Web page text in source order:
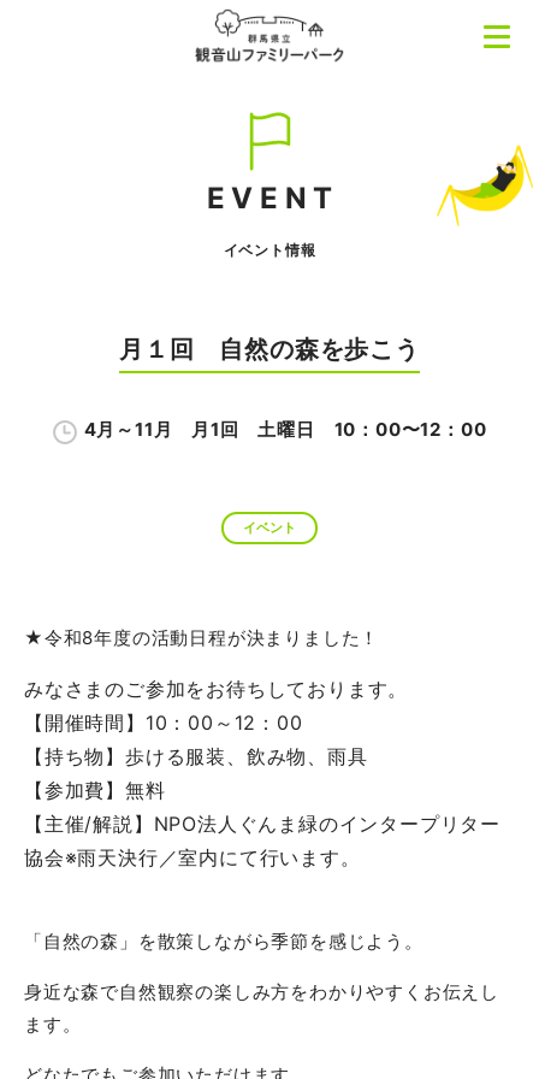
EVENT
イベント情報
月１回 自然の森を歩こう
4月～11月 月1回 土曜日 10：00〜12：00
イベント
★令和8年度の活動日程が決まりました！
みなさまのご参加をお待ちしております。
【開催時間】10：00～12：00
【持ち物】歩ける服装、飲み物、雨具
【参加費】無料
【主催/解説】NPO法人ぐんま緑のインタープリター
協会※雨天決行／室内にて行います。
「自然の森」を散策しながら季節を感じよう。
身近な森で自然観察の楽しみ方をわかりやすくお伝えし
ます。